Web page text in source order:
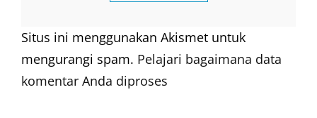
Situs ini menggunakan Akismet untuk
mengurangi spam. Pelajari bagaimana data
komentar Anda diproses